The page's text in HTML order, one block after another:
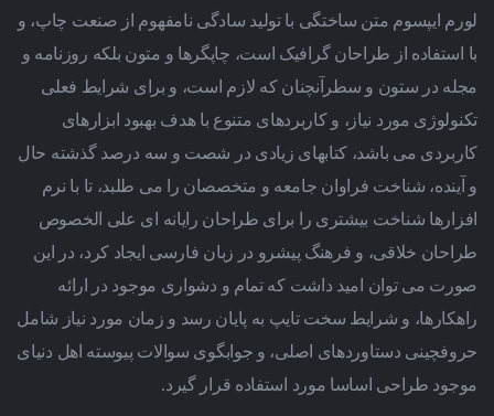
لورم ایپسوم متن ساختگی با تولید سادگی نامفهوم از صنعت چاپ، و
با استفاده از طراحان گرافیک است، چاپگرها و متون بلکه روزنامه و
مجله در ستون و سطرآنچنان که لازم است، و برای شرایط فعلی
تکنولوژی مورد نیاز، و کاربردهای متنوع با هدف بهبود ابزارهای
کاربردی می باشد، کتابهای زیادی در شصت و سه درصد گذشته حال
و آینده، شناخت فراوان جامعه و متخصصان را می طلبد، تا با نرم
افزارها شناخت بیشتری را برای طراحان رایانه ای علی الخصوص
طراحان خلاقی، و فرهنگ پیشرو در زبان فارسی ایجاد کرد، در این
صورت می توان امید داشت که تمام و دشواری موجود در ارائه
راهکارها، و شرایط سخت تایپ به پایان رسد و زمان مورد نیاز شامل
حروفچینی دستاوردهای اصلی، و جوابگوی سوالات پیوسته اهل دنیای
موجود طراحی اساسا مورد استفاده قرار گیرد.